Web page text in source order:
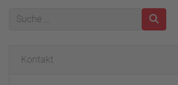
Kontakt